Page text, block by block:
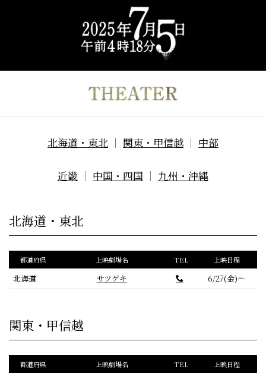
北海道・東北 ｜ 関東・甲信越 ｜ 中部
近畿 ｜ 中国・四国 ｜ 九州・沖縄
北海道・東北
都道府県 上映劇場名 TEL 上映日程
北海道 サツゲキ 6/27(金)～
関東・甲信越
都道府県 上映劇場名 TEL 上映日程